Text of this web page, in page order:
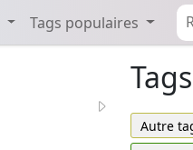
Tags populaires
Autre